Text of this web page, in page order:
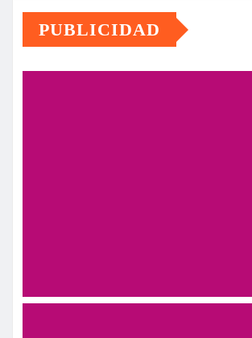
PUBLICIDAD